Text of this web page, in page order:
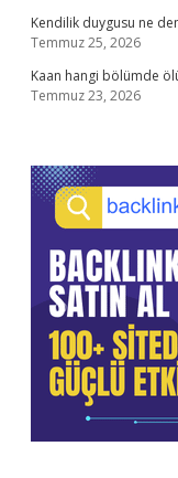
Kendilik duygusu ne
Temmuz 25, 2026
Kaan hangi bölümde
Temmuz 23, 2026